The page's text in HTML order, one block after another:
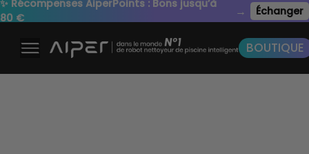
✨ Récompenses AiperPoints : Bons jusqu’à
80 €
→ Échanger
BOUTIQUE